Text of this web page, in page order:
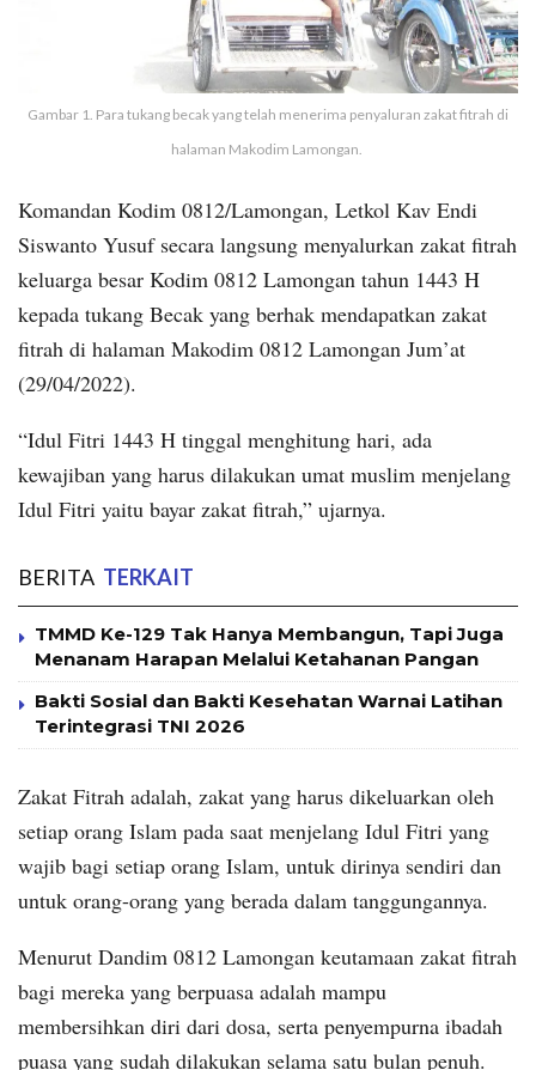
Gambar 1. Para tukang becak yang telah menerima penyaluran zakat fitrah di
halaman Makodim Lamongan.
Komandan Kodim 0812/Lamongan, Letkol Kav Endi
Siswanto Yusuf secara langsung menyalurkan zakat fitrah
keluarga besar Kodim 0812 Lamongan tahun 1443 H
kepada tukang Becak yang berhak mendapatkan zakat
fitrah di halaman Makodim 0812 Lamongan Jum’at
(29/04/2022).
“Idul Fitri 1443 H tinggal menghitung hari, ada
kewajiban yang harus dilakukan umat muslim menjelang
Idul Fitri yaitu bayar zakat fitrah,” ujarnya.
BERITA TERKAIT
TMMD Ke-129 Tak Hanya Membangun, Tapi Juga
Menanam Harapan Melalui Ketahanan Pangan
Bakti Sosial dan Bakti Kesehatan Warnai Latihan
Terintegrasi TNI 2026
Zakat Fitrah adalah, zakat yang harus dikeluarkan oleh
setiap orang Islam pada saat menjelang Idul Fitri yang
wajib bagi setiap orang Islam, untuk dirinya sendiri dan
untuk orang-orang yang berada dalam tanggungannya.
Menurut Dandim 0812 Lamongan keutamaan zakat fitrah
bagi mereka yang berpuasa adalah mampu
membersihkan diri dari dosa, serta penyempurna ibadah
puasa yang sudah dilakukan selama satu bulan penuh.